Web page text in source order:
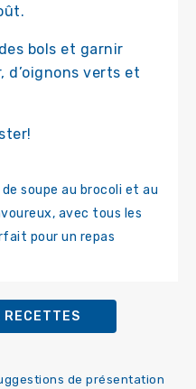
bols et garnir
d’oignons verts et
soupe au brocoli et au
avec tous les
pour un repas
RECETTES
de présentation